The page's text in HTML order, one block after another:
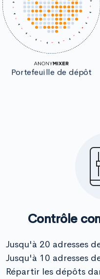
Portefeuille de dépôt
Contrôle
Jusqu'à 20 adresses
Jusqu'à 10 adresses
Répartir les dépôts